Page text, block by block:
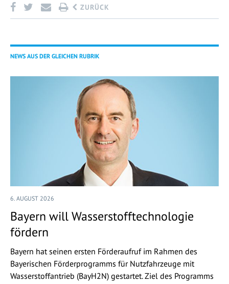
ZURÜCK
NEWS AUS DER GLEICHEN RUBRIK
6. AUGUST 2026
Bayern will Wasserstofftechnologie
fördern
Bayern hat seinen ersten Förderaufruf im Rahmen des
Bayerischen Förderprogramms für Nutzfahrzeuge mit
Wasserstoffantrieb (BayH2N) gestartet. Ziel des Programms